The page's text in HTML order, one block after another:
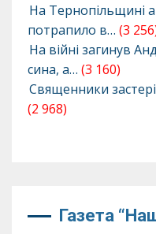
На Тернопільщині
потрапило в… (3
На війні загинув
сина, а… (3 160)
Священники
(2 968)
Газета